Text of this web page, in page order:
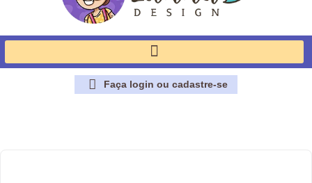
Faça login ou cadastre-se